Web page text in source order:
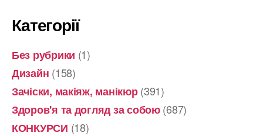
Категорії
Без рубрики (1)
Дизайн (158)
Зачіски, макіяж, манікюр(391)
Здоров'я та догляд за собою(687)
КОНКУРСИ (18)